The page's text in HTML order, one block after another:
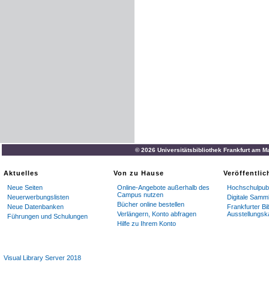
© 2026 Universitätsbibliothek Frankfurt am
Aktuelles
Neue Seiten
Neuerwerbungslisten
Neue Datenbanken
Führungen und Schulungen
Von zu Hause
Online-Angebote außerhalb des
Campus nutzen
Bücher online bestellen
Verlängern, Konto abfragen
Hilfe zu Ihrem Konto
Digitale
Frankfurter
Visual Library Server 2018